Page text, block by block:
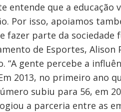
entende que a
Por isso, apoiamos
fazer parte da sociedade
de Esportes,
“A gente percebe a
2013, no primeiro ano
subiu para 56, em
a parceria entre as